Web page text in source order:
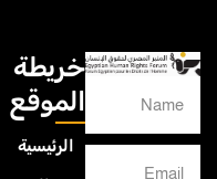
خريطة
الموقع
الرئيسية